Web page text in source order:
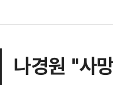
나경원 "사